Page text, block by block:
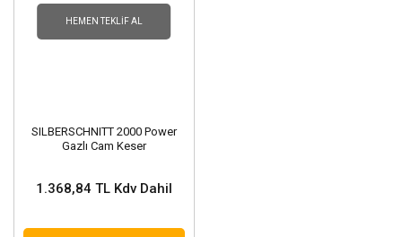
HEMEN TEKLIF AL
SILBERSCHNITT 2000 Power
Gazlı Cam Keser
1.368,84 TL Kdv Dahil